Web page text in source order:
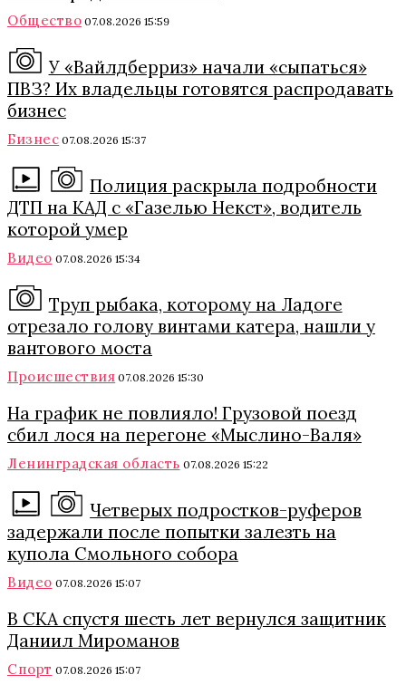
Общество 07.08.2026 15:59
У «Вайлдберриз» начали «сыпаться»
ПВЗ? Их владельцы готовятся распродавать
бизнес
Бизнес 07.08.2026 15:37
Полиция раскрыла подробности
ДТП на КАД с «Газелью Некст», водитель
которой умер
Видео 07.08.2026 15:34
Труп рыбака, которому на Ладоге
отрезало голову винтами катера, нашли у
вантового моста
Происшествия 07.08.2026 15:30
На график не повлияло! Грузовой поезд
сбил лося на перегоне «Мыслино-Валя»
Ленинградская область 07.08.2026 15:22
Четверых подростков-руферов
задержали после попытки залезть на
купола Смольного собора
Видео 07.08.2026 15:07
В СКА спустя шесть лет вернулся защитник
Даниил Мироманов
Спорт 07.08.2026 15:07